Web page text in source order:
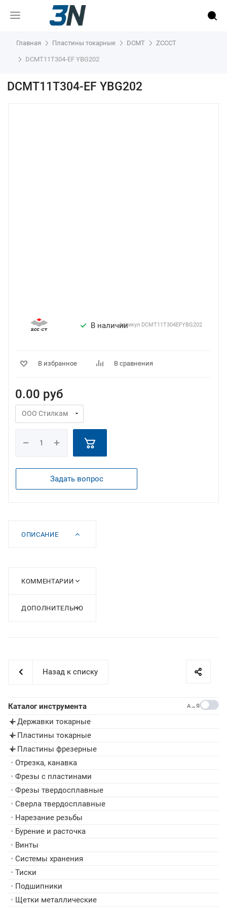
Главная Пластины токарные DCMT ZCCCT
DCMT11T304-EF YBG202
DCMT11T304-EF YBG202
В наличииАртикул DCMT11T304EFYBG202
В избранное В сравнения
0.00 руб
Задать вопрос
ОПИСАНИЕ
КОММЕНТАРИИ
ДОПОЛНИТЕЛЬНО
Назад к списку
Каталог инструмента A→Я
▸ Державки токарные
▸ Пластины токарные
▸ Пластины фрезерные
• Отрезка, канавка
• Фрезы с пластинами
• Фрезы твердосплавные
• Сверла твердосплавные
• Нарезание резьбы
• Бурение и расточка
• Винты
• Системы хранения
• Тиски
• Подшипники
• Щетки металлические